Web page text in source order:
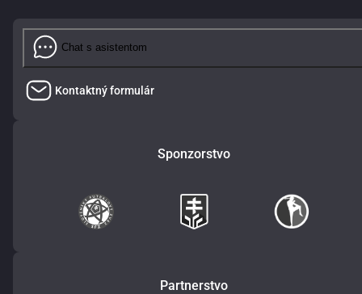
Chat s asistentom
Kontaktný formulár
Sponzorstvo
Partnerstvo